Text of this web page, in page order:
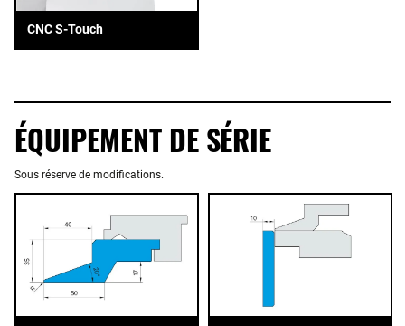
CNC S-Touch
ÉQUIPEMENT DE SÉRIE
Sous réserve de modifications.